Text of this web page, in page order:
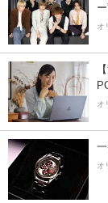
ー
オ
オ
オ